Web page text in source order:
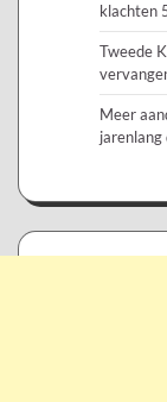
klachten
Tweede
Meer
jarenlang